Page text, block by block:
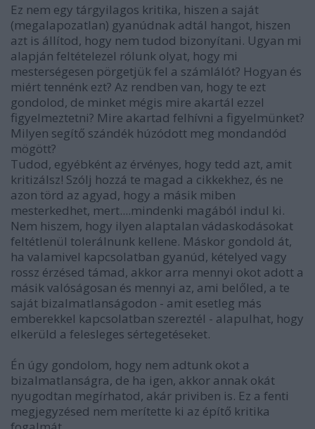
Ez nem egy tárgyilagos kritika, hiszen a saját
(megalapozatlan) gyanúdnak adtál hangot, hiszen
azt is állítod, hogy nem tudod bizonyítani. Ugyan mi
alapján feltételezel rólunk olyat, hogy mi
mesterségesen pörgetjük fel a számlálót? Hogyan és
miért tennénk ezt? Az rendben van, hogy te ezt
gondolod, de minket mégis mire akartál ezzel
figyelmeztetni? Mire akartad felhívni a figyelmünket?
Milyen segítő szándék húzódott meg mondandód
mögött?
Tudod, egyébként az érvényes, hogy tedd azt, amit
kritizálsz! Szólj hozzá te magad a cikkekhez, és ne
azon törd az agyad, hogy a másik miben
mesterkedhet, mert....mindenki magából indul ki.
Nem hiszem, hogy ilyen alaptalan vádaskodásokat
feltétlenül tolerálnunk kellene. Máskor gondold át,
ha valamivel kapcsolatban gyanúd, kételyed vagy
rossz érzésed támad, akkor arra mennyi okot adott a
másik valóságosan és mennyi az, ami belőled, a te
saját bizalmatlanságodon - amit esetleg más
emberekkel kapcsolatban szereztél - alapulhat, hogy
elkerüld a felesleges sértegetéseket.
Én úgy gondolom, hogy nem adtunk okot a
bizalmatlanságra, de ha igen, akkor annak okát
nyugodtan megírhatod, akár priviben is. Ez a fenti
megjegyzésed nem merítette ki az építő kritika